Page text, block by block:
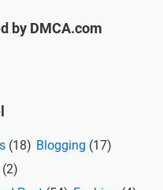
by DMCA.com
(18) Blogging (17)
(2)